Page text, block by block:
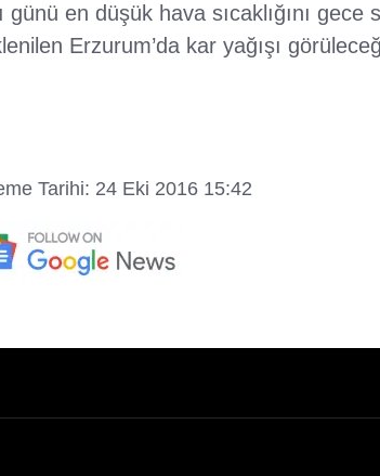
günü en düşük hava sıcaklığını
Erzurum’da kar yağışı
Tarihi: 24 Eki 2016 15:42